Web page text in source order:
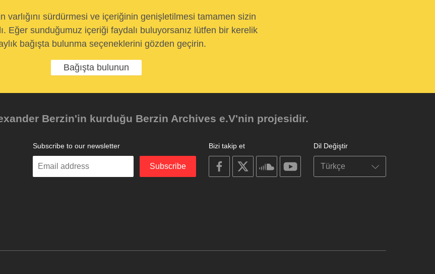
varlığını sürdürmesi ve içeriğinin genişletilmesi tamamen sizin
Eğer sunduğumuz içeriği faydalı buluyorsanız lütfen bir kerelik
bağışta bulunma seçeneklerini gözden geçirin.
Bağışta bulunun
Berzin'in kurduğu Berzin Archives e.V'nin projesidir.
Dil Değiştir
Bizi takip et
on
facebook
on
on
soundcloudyoutube
Subscribe to our newsletter
Enter
Subscribe